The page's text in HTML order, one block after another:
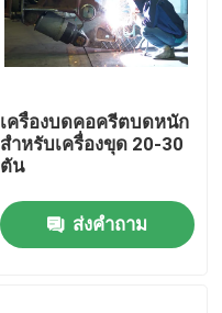
เครื่องบดคอครีตบดหนัก
สําหรับเครื่องขุด 20-30
ตัน
ส่งคำถาม